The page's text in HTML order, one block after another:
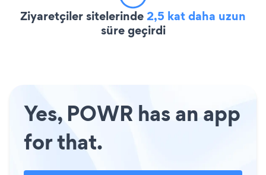
Ziyaretçiler sitelerinde2,5 kat daha uzun
süre geçirdi
Yes, POWR has an app
for that.